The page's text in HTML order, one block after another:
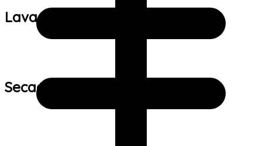
Lavagem:
Secagem: